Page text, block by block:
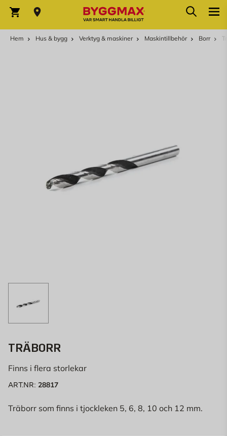
Varukorg Sök
Hem Hus & bygg Verktyg & maskiner Maskintillbehör Borr
TRÄBORR
Finns i flera storlekar
ART.NR: 28817
Träborr som finns i tjockleken 5, 6, 8, 10 och 12 mm.